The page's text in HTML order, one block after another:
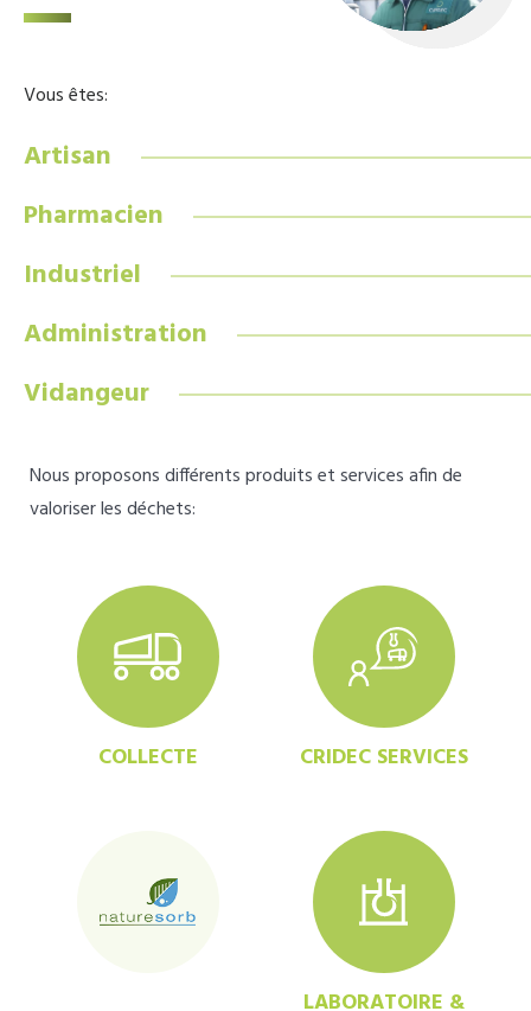
Vous êtes:
Artisan
Pharmacien
Industriel
Administration
Vidangeur
Nous proposons différents produits et services afin de
valoriser les déchets:
COLLECTE CRIDEC SERVICES
LABORATOIRE &